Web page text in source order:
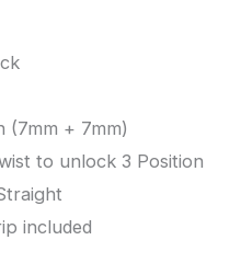
(7mm + 7mm)
to unlock 3 Position
included